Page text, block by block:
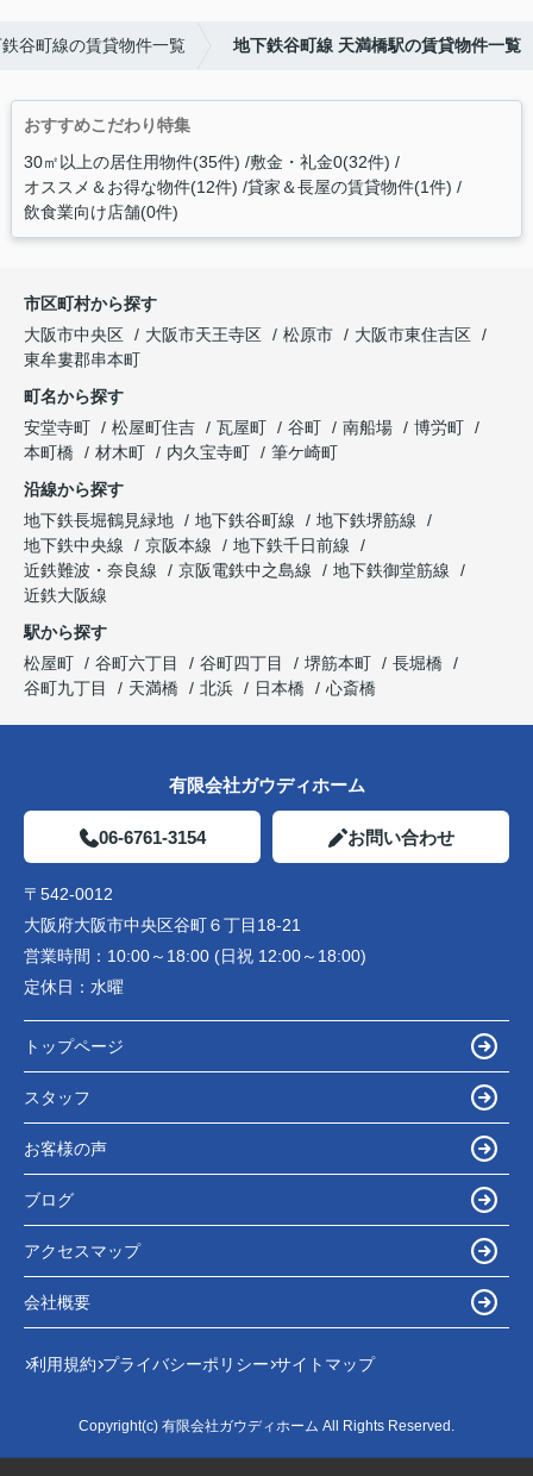
谷町線の賃貸物件一覧 地下鉄谷町線 天満橋駅の賃貸物件一覧
おすすめこだわり特集
30㎡以上の居住用物件(35件) 敷金・礼金0(32件)
オススメ＆お得な物件(12件) 貸家＆長屋の賃貸物件(1件)
飲食業向け店舗(0件)
市区町村から探す
大阪市中央区
大阪市天王寺区 松原市
大阪市東住吉区
東牟婁郡串本町
町名から探す
安堂寺町
松屋町住吉 瓦屋町 谷町 南船場
博労町
本町橋
材木町 内久宝寺町
筆ケ崎町
沿線から探す
地下鉄長堀鶴見緑地
地下鉄谷町線
地下鉄堺筋線
地下鉄中央線
京阪本線
地下鉄千日前線
近鉄難波・奈良線
京阪電鉄中之島線
地下鉄御堂筋線
近鉄大阪線
駅から探す
松屋町
谷町六丁目 谷町四丁目 堺筋本町
長堀橋
谷町九丁目
天満橋 北浜 日本橋 心斎橋
有限会社ガウディホーム
06-6761-3154 お問い合わせ
〒542-0012
大阪府大阪市中央区谷町６丁目18-21
営業時間： 10:00～18:00 (日祝 12:00～18:00)
定休日： 水曜
トップページ
スタッフ
お客様の声
ブログ
アクセスマップ
会社概要
利用規約 プライバシーポリシー サイトマップ
Copyright(c) 有限会社ガウディホーム All Rights Reserved.